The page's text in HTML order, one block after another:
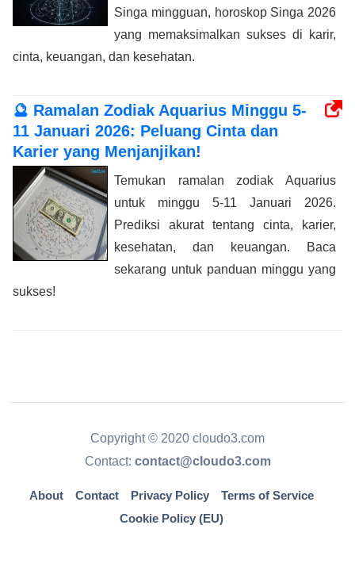
Singa mingguan, horoskop Singa 2026
yang memaksimalkan sukses di karir,
cinta, keuangan, dan kesehatan.
🔮 Ramalan Zodiak Aquarius Minggu 5-
11 Januari 2026: Peluang Cinta dan
Karier yang Menjanjikan!
Temukan ramalan zodiak Aquarius
untuk minggu 5-11 Januari 2026.
Prediksi akurat tentang cinta, karier,
kesehatan, dan keuangan. Baca
sekarang untuk panduan minggu yang
sukses!
Copyright © 2020 cloudo3.com
Contact: contact@cloudo3.com
About Contact Privacy Policy
Terms of Service
Cookie Policy (EU)